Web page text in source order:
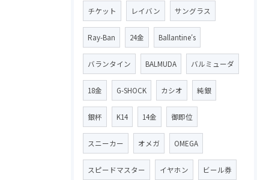
チケット レイバン サングラス
Ray-Ban 24金 Ballantine′s
バランタイン BALMUDA バルミューダ
18金 G-SHOCK カシオ 純銀
銀杯 K14 14金 御即位
スニーカー オメガ OMEGA
スピードマスター イヤホン ビール券